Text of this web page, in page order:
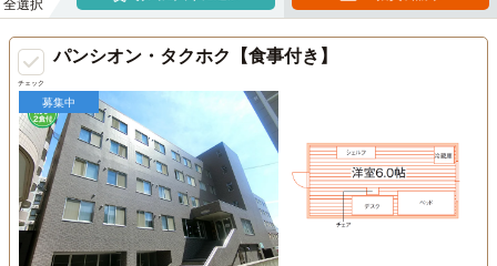
全選択
チェック
パンシオン・タクホク【食事付き】
募集中